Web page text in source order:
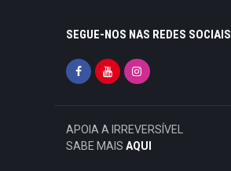
SEGUE-NOS NAS REDES SOCIAIS
APOIA A IRREVERSÍVEL
SABE MAIS AQUI